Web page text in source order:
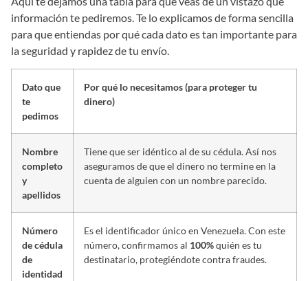
información te pediremos. Te lo explicamos de forma sencilla
para que entiendas por qué cada dato es tan importante para
la seguridad y rapidez de tu envío.
Dato que
te
pedimos
Por qué lo necesitamos (para proteger tu
dinero)
Nombre
completo
y
apellidos
Tiene que ser idéntico al de su cédula. Así nos
aseguramos de que el dinero no termine en la
cuenta de alguien con un nombre parecido.
Número
de cédula
de
identidad
Es el identificador único en Venezuela. Con este
número, confirmamos al 100%quién es tu
destinatario, protegiéndote contra fraudes.